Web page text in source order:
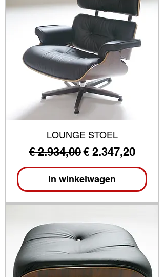
LOUNGE STOEL
Normale prijs
€ 2.934,00Verkoopprijs
€ 2.347,20
In winkelwagen